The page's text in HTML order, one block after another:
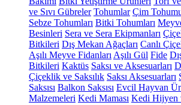
ve Sıvı Gübreler Tohumlar Çim
Sebze Tohumları Bitki Tohumları
Besinleri Sera ve Sera Ekipmanları
Bitkileri Dış Mekan Ağaçları Canlı
Aşılı Meyve Fidanları Aşılı Gül Fide
Bitkileri Kaktüs Saksı ve Aksesuarları
Çiçeklik ve Saksılık Saksı Aksesuarları
Saksısı Balkon Saksısı Evcil Hayvan
Malzemeleri Kedi Maması Kedi Hijyen